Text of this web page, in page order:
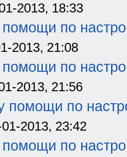
2013, 18:33
по
2013, 21:08
по
2013, 21:56
помощи по
2013, 23:42
по